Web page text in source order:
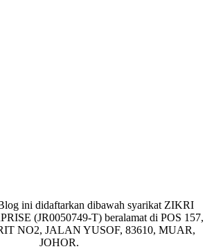
ini didaftarkan dibawah syarikat ZIKRI
(JR0050749-T) beralamat di POS 157,
NO2, JALAN YUSOF, 83610, MUAR,
JOHOR.